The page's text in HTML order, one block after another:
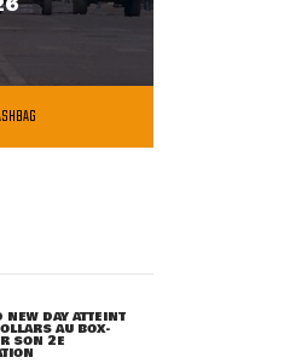
DAY ATTEINT
AU BOX-
SON 2E